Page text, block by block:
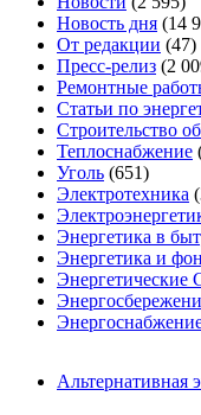
Новость дня (14
От редакции (47)
Пресс-релиз (2
Ремонтные
Статьи по
Строительство
Теплоснабжение
Уголь (651)
Электротехника
Энергетика в
Энергетика и
Альтернативная